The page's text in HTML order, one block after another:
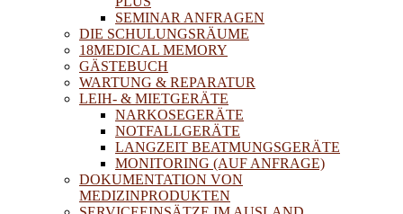
SEMINAR ANFRAGEN
DIE SCHULUNGSRÄUME
18MEDICAL MEMORY
GÄSTEBUCH
WARTUNG & REPARATUR
LEIH- & MIETGERÄTE
NARKOSEGERÄTE
NOTFALLGERÄTE
LANGZEIT BEATMUNGSGERÄTE
MONITORING (AUF ANFRAGE)
DOKUMENTATION VON
MEDIZINPRODUKTEN